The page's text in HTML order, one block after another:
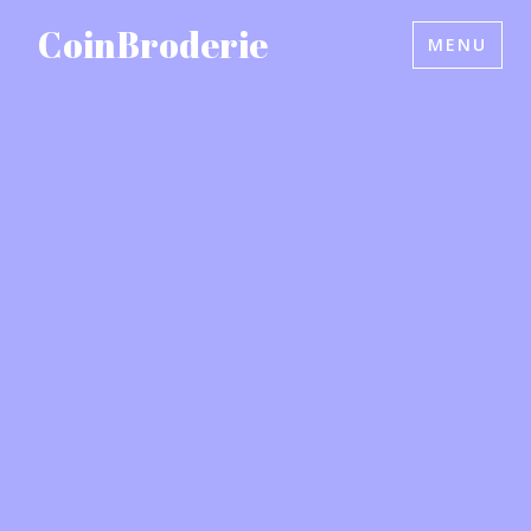
CoinBroderie MENU